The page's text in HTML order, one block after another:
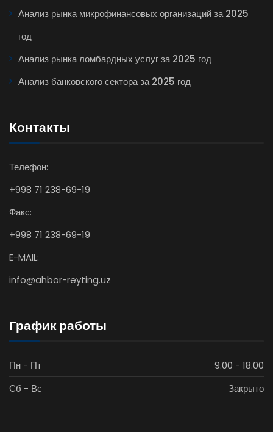
Анализ рынка микрофинансовых организаций за 2025
год
Анализ рынка ломбардных услуг за 2025 год
Анализ банковского сектора за 2025 год
Контакты
Телефон:
+998 71 238-69-19
Факс:
+998 71 238-69-19
E-MAIL:
info@ahbor-reyting.uz
График работы
Пн - Пт
9.00 - 18.00
Сб - Вс
Закрыто